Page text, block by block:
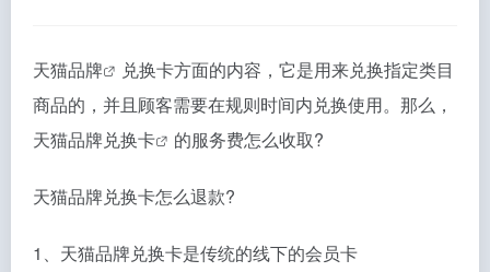
天猫品牌
兑换卡方面的内容，它是用来兑换指定类目
商品的，并且顾客需要在规则时间内兑换使用。那么，
天猫品牌兑换卡
的服务费怎么收取?
天猫品牌兑换卡怎么退款?
1、天猫品牌兑换卡是传统的线下的会员卡